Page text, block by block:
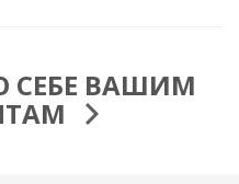
СЕБЕ ВАШИМ